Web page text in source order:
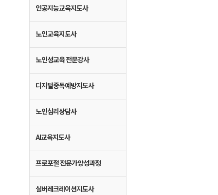
인공지능교육지도사
노인교육지도사
노인성교육 전문강사
디지털중독예방지도사
노인심리상담사
AI교육지도사
프로포절 전문가양성과정
실버레크레이션지도사